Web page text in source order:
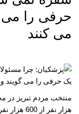
حرفی را می
می کنند
هزار نفر